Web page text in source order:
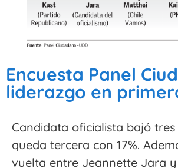
Encuesta Panel
liderazgo en
Candidata oficialista bajó
queda tercera con 17%.
vuelta entre Jeannette Jara